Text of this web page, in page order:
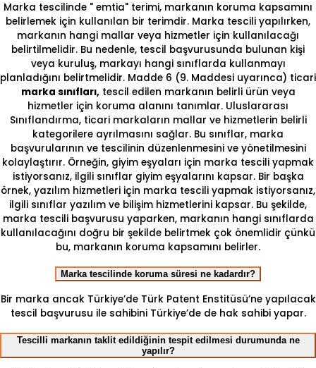
Marka tescilinde " emtia" terimi, markanın koruma kapsamını
belirlemek için kullanılan bir terimdir. Marka tescili yapılırken,
markanın hangi mallar veya hizmetler için kullanılacağı
belirtilmelidir. Bu nedenle, tescil başvurusunda bulunan kişi
veya kuruluş, markayı hangi sınıflarda kullanmayı
planladığını belirtmelidir. Madde 6 (9. Maddesi uyarınca) ticari
marka sınıfları,tescil edilen markanın belirli ürün veya
hizmetler için koruma alanını tanımlar. Uluslararası
Sınıflandırma, ticari markaların mallar ve hizmetlerin belirli
kategorilere ayrılmasını sağlar. Bu sınıflar, marka
başvurularının ve tescilinin düzenlenmesini ve yönetilmesini
kolaylaştırır. Örneğin, giyim eşyaları için marka tescili yapmak
istiyorsanız, ilgili sınıflar giyim eşyalarını kapsar. Bir başka
örnek, yazılım hizmetleri için marka tescili yapmak istiyorsanız,
ilgili sınıflar yazılım ve bilişim hizmetlerini kapsar. Bu şekilde,
marka tescili başvurusu yaparken, markanın hangi sınıflarda
kullanılacağını doğru bir şekilde belirtmek çok önemlidir çünkü
bu, markanın koruma kapsamını belirler.
Marka tescilinde koruma süresi ne kadardır?
Bir marka ancak Türkiye’de Türk Patent Enstitüsü’ne yapılacak
tescil başvurusu ile sahibini Türkiye’de de hak sahibi yapar.
Tescilli markanın taklit edildiğinin tespit edilmesi durumunda ne
yapılır?